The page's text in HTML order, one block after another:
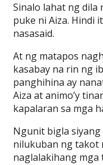
Sinalo lahat ng dila
puke ni Aiza. Hindi
nasasaid.
At ng matapos
kasabay na rin ng
panghihina ay
Aiza at animo’y
kapalaran sa mga
Ngunit bigla
nilukuban ng takot
naglalakihang